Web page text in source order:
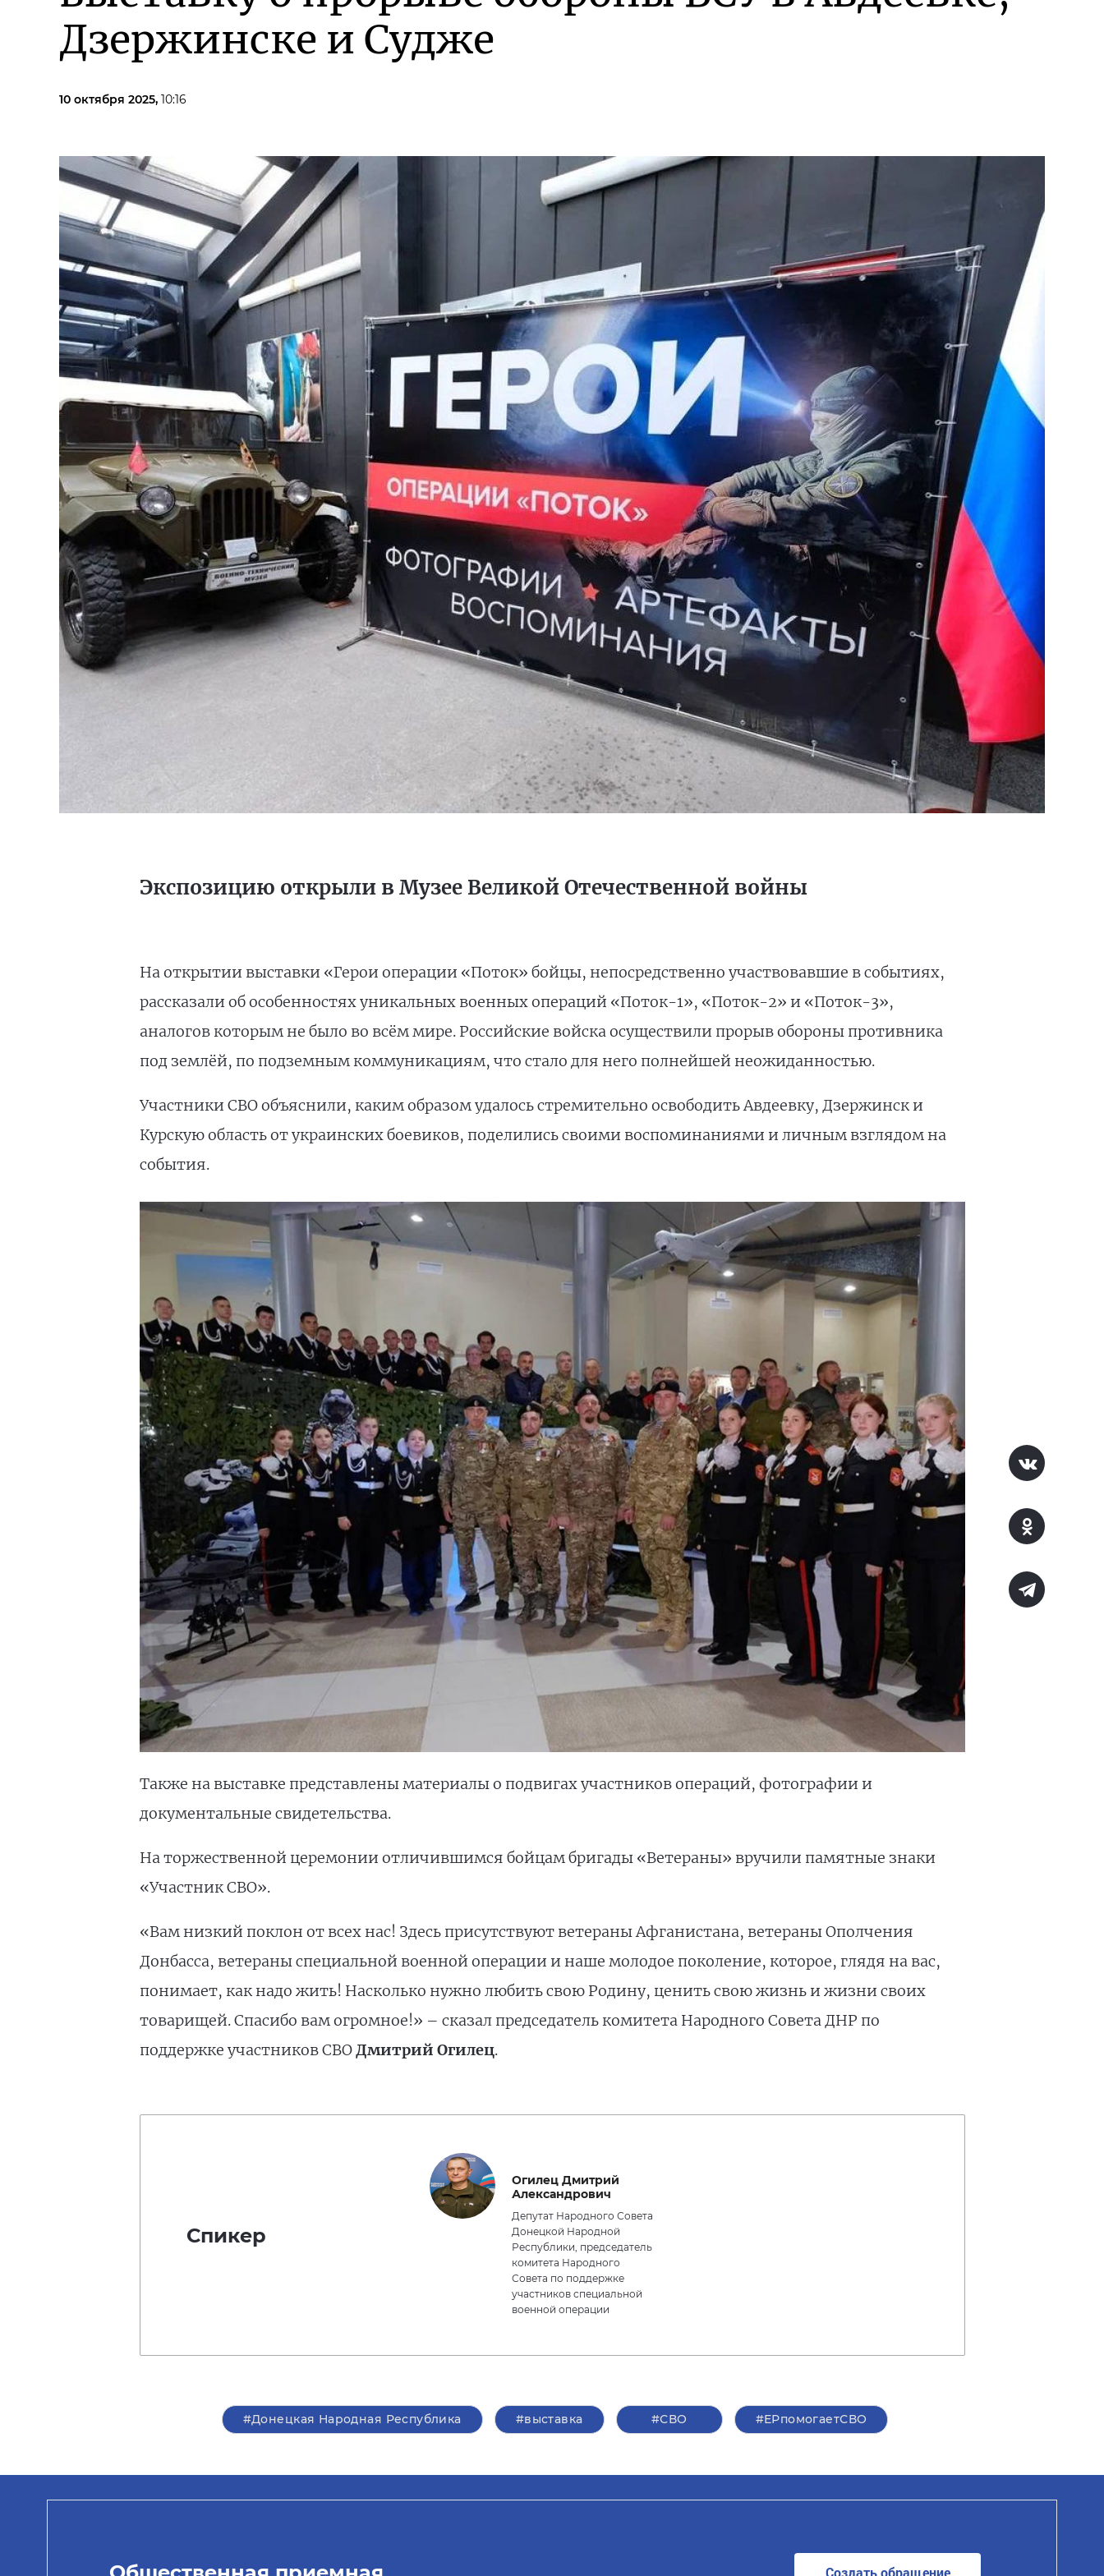
Дзержинске и Судже
10 октября 2025, 10:16
Экспозицию открыли в Музее Великой Отечественной войны
На открытии выставки «Герои операции «Поток» бойцы, непосредственно участвовавшие в событиях,
рассказали об особенностях уникальных военных операций «Поток-1», «Поток-2» и «Поток-3»,
аналогов которым не было во всём мире. Российские войска осуществили прорыв обороны противника
под землёй, по подземным коммуникациям, что стало для него полнейшей неожиданностью.
Участники СВО объяснили, каким образом удалось стремительно освободить Авдеевку, Дзержинск и
Курскую область от украинских боевиков, поделились своими воспоминаниями и личным взглядом на
события.
Также на выставке представлены материалы о подвигах участников операций, фотографии и
документальные свидетельства.
На торжественной церемонии отличившимся бойцам бригады «Ветераны» вручили памятные знаки
«Участник СВО».
«Вам низкий поклон от всех нас! Здесь присутствуют ветераны Афганистана, ветераны Ополчения
Донбасса, ветераны специальной военной операции и наше молодое поколение, которое, глядя на вас,
понимает, как надо жить! Насколько нужно любить свою Родину, ценить свою жизнь и жизни своих
товарищей. Спасибо вам огромное!» – сказал председатель комитета Народного Совета ДНР по
поддержке участников СВОДмитрий Огилец.
Спикер
Огилец Дмитрий
Александрович
Депутат Народного Совета
Донецкой Народной
Республики, председатель
комитета Народного
Совета по поддержке
участников специальной
военной операции
#Донецкая Народная Республика #выставка #СВО #ЕРпомогаетСВО
Создать обращение